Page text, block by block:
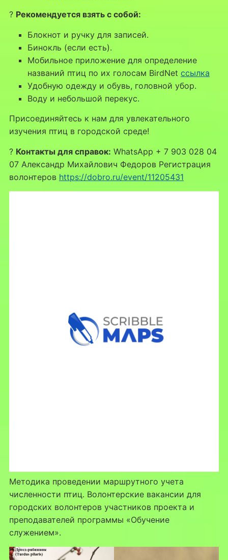
? Рекомендуется взять с собой:
Блокнот и ручку для записей.
Бинокль (если есть).
Мобильное приложение для определение
названий птиц по их голосам BirdNet ссылка
Удобную одежду и обувь, головной убор.
Воду и небольшой перекус.
Присоединяйтесь к нам для увлекательного
изучения птиц в городской среде!
? Контакты для справок: WhatsApp + 7 903 028 04
07 Александр Михайлович Федоров Регистрация
волонтеров https://dobro.ru/event/11205431
Методика проведении маршрутного учета
численности птиц. Волонтерские вакансии для
городских волонтеров участников проекта и
преподавателей программы «Обучение
служением».